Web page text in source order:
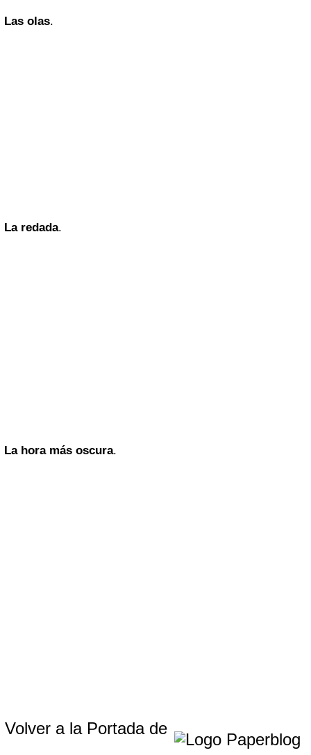
Las olas.
La redada.
La hora más oscura.
Volver a la Portada de